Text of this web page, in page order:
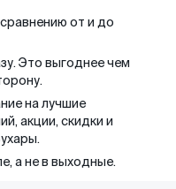
от и до
Это выгоднее чем
на лучшие
акции, скидки и
а не в выходные.